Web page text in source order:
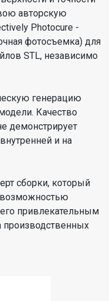
авторскую
Photocure -
фотосъемка) для
STL, независимо
генерацию
Качество
демонстрирует
и на
сборки, который
возможностью
привлекательным